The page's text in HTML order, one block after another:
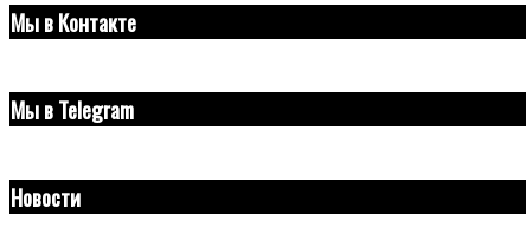
Мы в Контакте
Мы в Telegram
Новости